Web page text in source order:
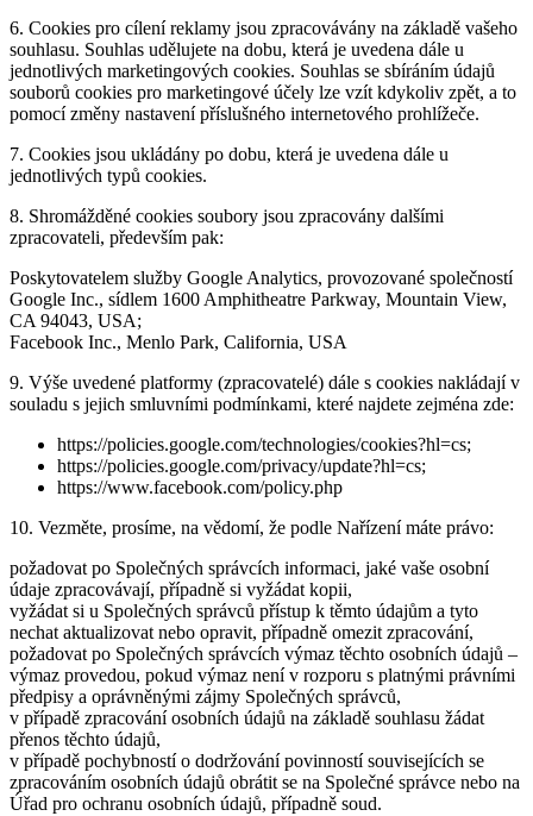
6. Cookies pro cílení reklamy jsou zpracovávány na základě vašeho
souhlasu. Souhlas udělujete na dobu, která je uvedena dále u
jednotlivých marketingových cookies. Souhlas se sbíráním údajů
souborů cookies pro marketingové účely lze vzít kdykoliv zpět, a to
pomocí změny nastavení příslušného internetového prohlížeče.
7. Cookies jsou ukládány po dobu, která je uvedena dále u
jednotlivých typů cookies.
8. Shromážděné cookies soubory jsou zpracovány dalšími
zpracovateli, především pak:
Poskytovatelem služby Google Analytics, provozované společností
Google Inc., sídlem 1600 Amphitheatre Parkway, Mountain View,
CA 94043, USA;
Facebook Inc., Menlo Park, California, USA
9. Výše uvedené platformy (zpracovatelé) dále s cookies nakládají v
souladu s jejich smluvními podmínkami, které najdete zejména zde:
https://policies.google.com/technologies/cookies?hl=cs;
https://policies.google.com/privacy/update?hl=cs;
https://www.facebook.com/policy.php
10. Vezměte, prosíme, na vědomí, že podle Nařízení máte právo:
požadovat po Společných správcích informaci, jaké vaše osobní
údaje zpracovávají, případně si vyžádat kopii,
vyžádat si u Společných správců přístup k těmto údajům a tyto
nechat aktualizovat nebo opravit, případně omezit zpracování,
požadovat po Společných správcích výmaz těchto osobních údajů –
výmaz provedou, pokud výmaz není v rozporu s platnými právními
předpisy a oprávněnými zájmy Společných správců,
v případě zpracování osobních údajů na základě souhlasu žádat
přenos těchto údajů,
v případě pochybností o dodržování povinností souvisejících se
zpracováním osobních údajů obrátit se na Společné správce nebo na
Úřad pro ochranu osobních údajů, případně soud.